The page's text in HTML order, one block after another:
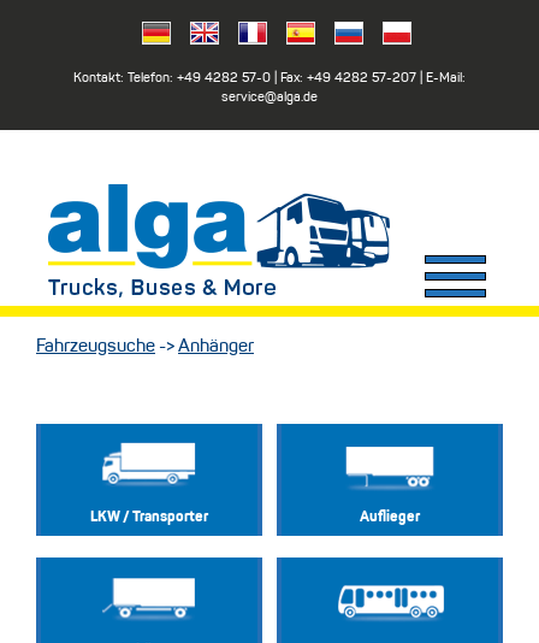
Kontakt: Telefon: +49 4282 57-0 | Fax: +49 4282 57-207 | E-Mail:
service@alga.de
Fahrzeugsuche -> Anhänger
LKW / Transporter Auflieger